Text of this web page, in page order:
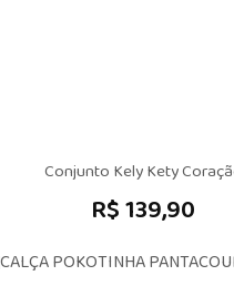
Conjunto Kely Kety
R$ 139,90